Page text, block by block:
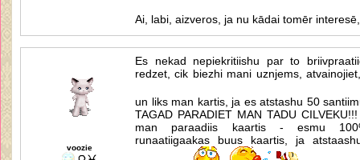
Ai, labi, aizveros, ja nu kādai tomēr
voozie
Es nekad nepiekritiishu par to
redzet, cik biezhi mani uznjems,
un liks man kartis, ja es atstashu 50
TAGAD PARADIET MAN TADU
man paraadiis kaartis - esmu
runaatiigaakas buus kaartis, ja